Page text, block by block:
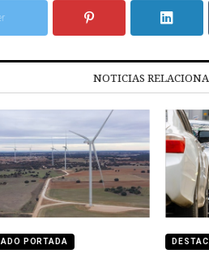
NOTICIAS
PORTADA